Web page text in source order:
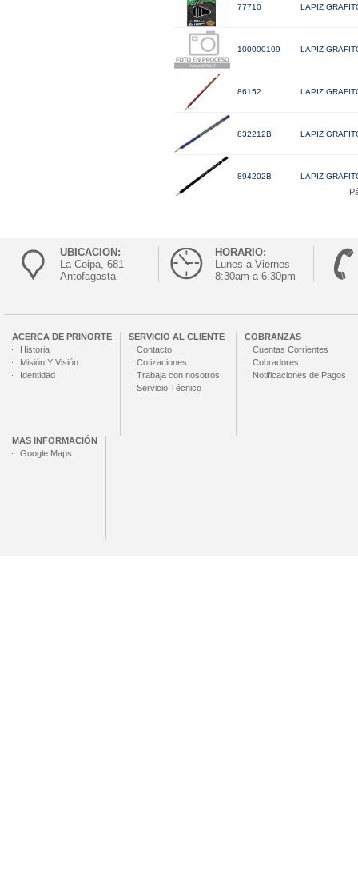
77710 LAPIZ
100000109 LAPIZ
86152 LAPIZ
832212B LAPIZ
894202B LAPIZ
UBICACION:
La Coipa, 681
Antofagasta
HORARIO:
Lunes a Viernes
8:30am a 6:30pm
ACERCA DE PRINORTE
Historia
Misión Y Visión
Identidad
SERVICIO AL CLIENTE
Contacto
Cotizaciones
Trabaja con nosotros
Servicio Técnico
COBRANZAS
Cuentas Corrientes
Cobradores
Notificaciones de Pagos
MAS INFORMACIÓN
Google Maps